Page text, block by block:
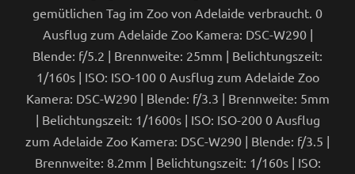
gemütlichen Tag im Zoo von Adelaide verbraucht. 0
Ausflug zum Adelaide Zoo Kamera: DSC-W290 |
Blende: f/5.2 | Brennweite: 25mm | Belichtungszeit:
1/160s | ISO: ISO-100 0 Ausflug zum Adelaide Zoo
Kamera: DSC-W290 | Blende: f/3.3 | Brennweite: 5mm
| Belichtungszeit: 1/1600s | ISO: ISO-200 0 Ausflug
zum Adelaide Zoo Kamera: DSC-W290 | Blende: f/3.5 |
Brennweite: 8.2mm | Belichtungszeit: 1/160s | ISO: